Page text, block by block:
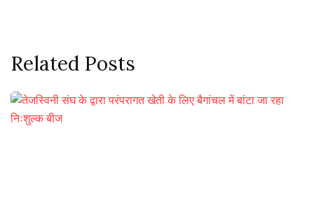
Related Posts